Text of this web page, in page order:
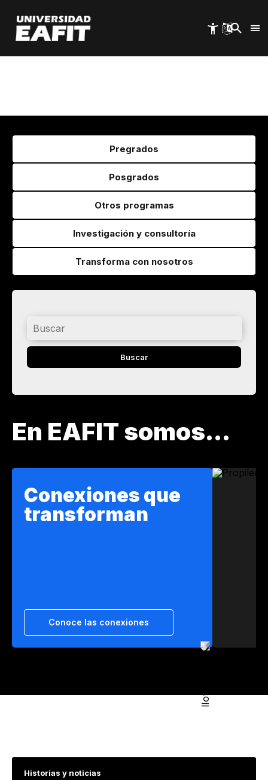
contenido
principal
Pregrados
Posgrados
Otros programas
Investigación y consultoría
Transforma con nosotros
En EAFIT somos...
Conexiones que
transforman
Conoce las conexiones
Historias y noticias